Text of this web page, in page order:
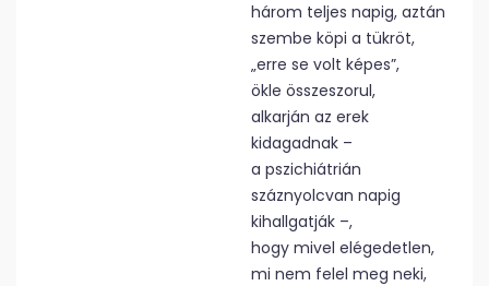
három teljes napig, aztán
szembe köpi a tükröt,
„erre se volt képes”,
ökle összeszorul,
alkarján az erek
kidagadnak –
a pszichiátrián
száznyolcvan napig
kihallgatják –,
hogy mivel elégedetlen,
mi nem felel meg neki,